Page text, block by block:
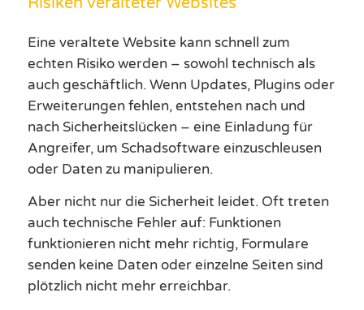
Eine veraltete Website kann schnell zum
echten Risiko werden – sowohl technisch als
auch geschäftlich. Wenn Updates, Plugins oder
Erweiterungen fehlen, entstehen nach und
nach Sicherheitslücken – eine Einladung für
Angreifer, um Schadsoftware einzuschleusen
oder Daten zu manipulieren.
Aber nicht nur die Sicherheit leidet. Oft treten
auch technische Fehler auf: Funktionen
funktionieren nicht mehr richtig, Formulare
senden keine Daten oder einzelne Seiten sind
plötzlich nicht mehr erreichbar.